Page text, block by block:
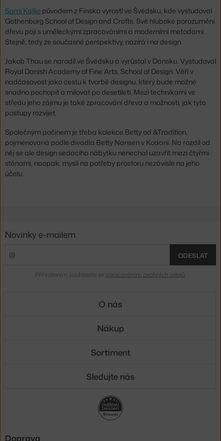
Sami Kallio původem z Finska vyrostl ve Švédsku, kde vystudoval
Gothenburg School of Design and Crafts. Své hluboké porozumění
dřevu pojí s uměleckými zpracováními a moderními metodami.
Stejně, tedy ze současné perspektivy, nazírá i na design.
Jakob Thau se narodil ve Švédsku a vyrůstal v Dánsku. Vystudoval
Royal Danish Academy of Fine Arts, School of Design. Věří v
nadčasovost jako cestu k tvorbě designu, který bude možné
snadno pochopit a milovat po desetiletí. Mezi technikami ve
středu jeho zájmu je také zpracování dřeva a možnosti, jak tyto
postupy rozvíjet.
Společným počinem je třeba kolekce Betty od &Tradition,
pojmenovaná podle divadla Betty Nansen v Kodani. Na rozdíl od
něj se ale design sedacího nábytku nenechal uzavřít mezi čtyřmi
stěnami, naopak, myslí na potřeby prostoru nezávisle na jeho
účelu.
Novinky e-mailem
ODESLAT
Přihlášením souhlasíte se zpracováním osobních údajů
O nás
Nákup
Sortiment
Sledujte nás
Doprava